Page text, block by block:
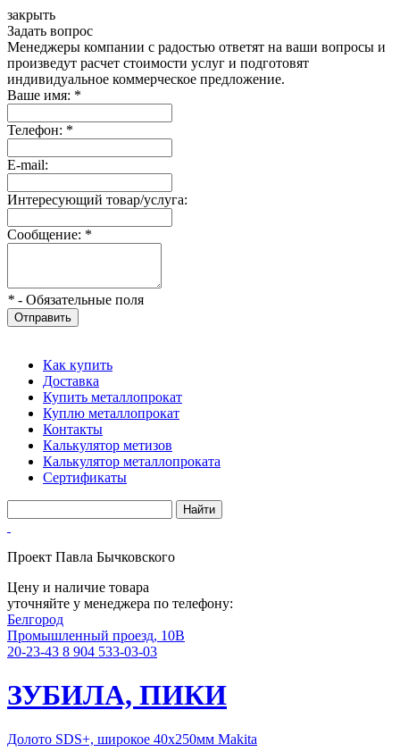
закрыть
Задать вопрос
Менеджеры компании с радостью ответят на ваши вопросы и
произведут расчет стоимости услуг и подготовят
индивидуальное коммерческое предложение.
Ваше имя: *
Телефон: *
E-mail:
Интересующий товар/услуга:
Сообщение: *
* - Обязательные поля
Отправить
Как купить
Доставка
Купить металлопрокат
Куплю металлопрокат
Контакты
Калькулятор метизов
Калькулятор металлопроката
Сертификаты
Проект Павла Бычковского
Цену и наличие товара
уточняйте у менеджера по телефону:
Белгород
Промышленный проезд, 10В
20-23-43 8 904 533-03-03
ЗУБИЛА, ПИКИ
Долото SDS+, широкое 40х250мм Makita